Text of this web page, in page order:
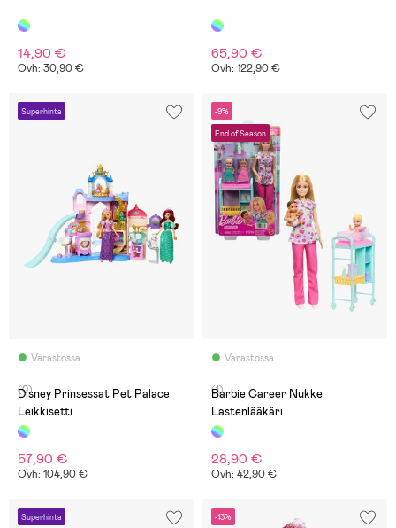
14,90 €
Ovh: 30,90 €
65,90 €
Ovh: 122,90 €
Superhinta
Varastossa
(0)
Disney Prinsessat Pet Palace
Leikkisetti
57,90 €
Ovh: 104,90 €
-9%
End of Season
Varastossa
(1)
Barbie Career Nukke
Lastenlääkäri
28,90 €
Ovh: 42,90 €
Superhinta -13%